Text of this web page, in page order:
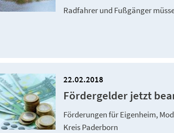
Radfahrer und Fußgänger
22.02.2018
Fördergelder jetzt
Förderungen für Eigenheim,
Kreis Paderborn